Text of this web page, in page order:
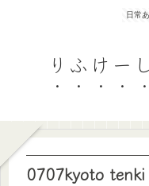
日常
りふけー
0707kyoto tenki